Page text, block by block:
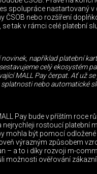
spolupráce nastartovaný v
ČSOB nebo rozšíření
tak v rámci celé platební
novinek, například platební
celý ekosystém
MALL Pay čerpat. Ať už
nebo automatické
Pay bude v příštím roce
nejrychleji rostoucí platební
mohla být pomocí
výrazným způsobem
– a to i díky rozvoji m-
možnosti ověřování